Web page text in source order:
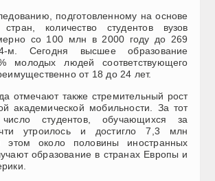
подготовленному на основе
количество студентов вузов
со 100 млн в 2000 году до 269
Сегодня высшее образование
молодых людей соответствующего
от 18 до 24 лет.
отмечают также стремительный рост
академической мобильности. За тот
студентов, обучающихся за
утроилось и достигло 7,3 млн
этом около половины иностранных
образование в странах Европы и